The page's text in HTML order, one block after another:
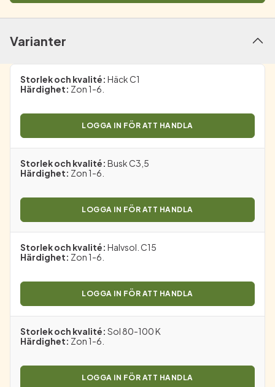
Varianter
Storlek och kvalité: Häck C1
Härdighet: Zon 1-6.
LOGGA IN FÖR ATT HANDLA
Storlek och kvalité: Busk C3,5
Härdighet: Zon 1-6.
LOGGA IN FÖR ATT HANDLA
Storlek och kvalité: Halvsol. C15
Härdighet: Zon 1-6.
LOGGA IN FÖR ATT HANDLA
Storlek och kvalité: Sol 80-100 K
Härdighet: Zon 1-6.
LOGGA IN FÖR ATT HANDLA